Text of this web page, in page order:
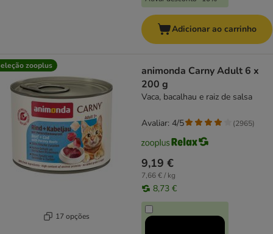
Adicionar ao carrinho
zooplus
17 opções
animonda Carny Adult 6 x
200 g
Vaca, bacalhau e raiz de salsa
9,19 €
7,66 € / kg
8,73 €
Avaliar: 4/5 (2965)